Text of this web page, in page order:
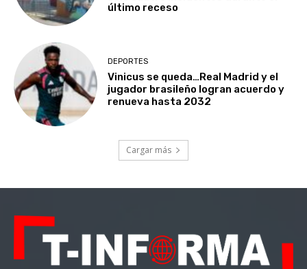
último receso
DEPORTES
Vinicus se queda…Real Madrid y el
jugador brasileño logran acuerdo y
renueva hasta 2032
Cargar más